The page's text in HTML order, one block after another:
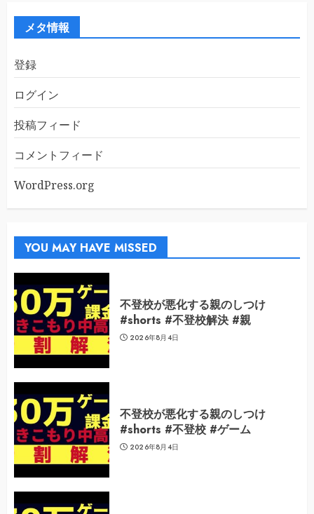
メタ情報
登録
ログイン
投稿フィード
コメントフィード
WordPress.org
YOU MAY HAVE MISSED
不登校が悪化する親のしつけ
#shorts #不登校解決 #親
2026年8月4日
不登校が悪化する親のしつけ
#shorts #不登校 #ゲーム
2026年8月4日